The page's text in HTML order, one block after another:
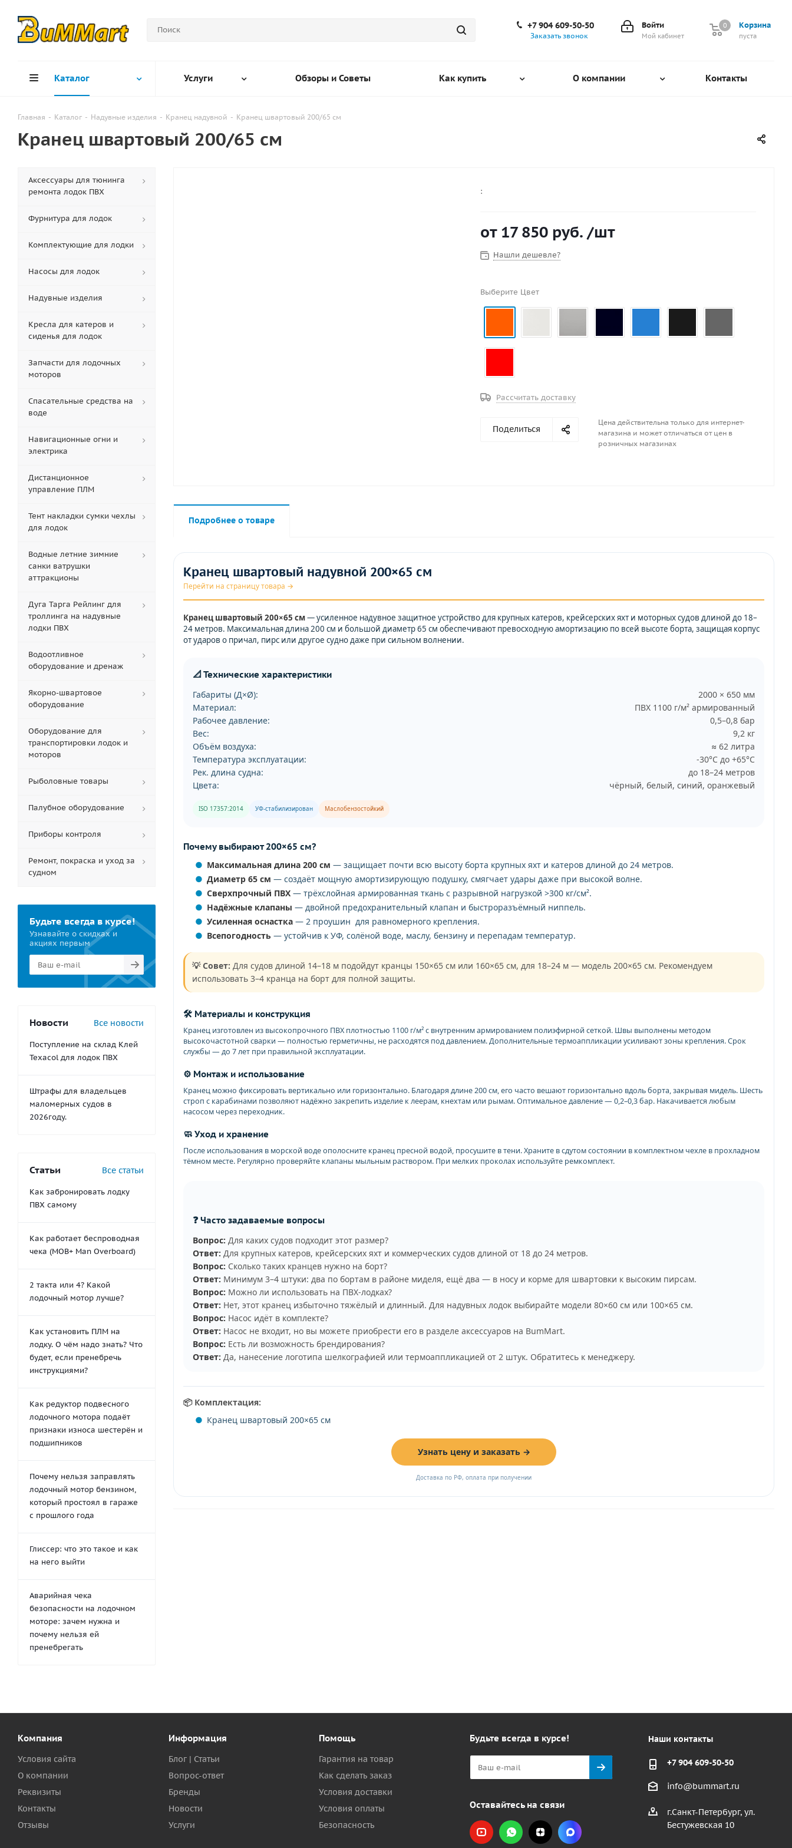
Корзина
0
пуста
0
Войти
Мой кабинет
+7 904 609-50-50
Заказать звонок
Каталог Услуги Обзоры и Советы Как купить О компании Контакты
Главная - Каталог - Надувные изделия - Кранец надувной - Кранец швартовый 200/65 см
Кранец швартовый 200/65 см
:
от 17 850 руб. /шт
Нашли дешевле?
Выберите Цвет
Рассчитать доставку
Поделиться
Цена действительна только для интернет-
магазина и может отличаться от цен в
розничных магазинах
Подробнее о товаре
Кранец швартовый надувной 200×65 см
Перейти на страницу товара →
Кранец швартовый 200×65 см— усиленное надувное защитное устройство для крупных катеров, крейсерских яхт и моторных судов длиной до 18–
24 метров. Максимальная длина 200 см и большой диаметр 65 см обеспечивают превосходную амортизацию по всей высоте борта, защищая корпус
от ударов о причал, пирс или другое судно даже при сильном волнении.
📐 Технические характеристики
Габариты (Д×Ø):
2000 × 650 мм
Материал:
ПВХ 1100 г/м² армированный
Рабочее давление:
0,5–0,8 бар
Вес:
9,2 кг
Объём воздуха:
≈ 62 литра
Температура эксплуатации:
-30°C до +65°C
Рек. длина судна:
до 18–24 метров
Цвета:
чёрный, белый, синий, оранжевый
ISO 17357:2014 УФ-стабилизирован Маслобензостойкий
Почему выбирают 200×65 см?
Максимальная длина 200 см — защищает почти всю высоту борта крупных яхт и катеров длиной до 24 метров.
Диаметр 65 см — создаёт мощную амортизирующую подушку, смягчает удары даже при высокой волне.
Сверхпрочный ПВХ — трёхслойная армированная ткань с разрывной нагрузкой >300 кг/см².
Надёжные клапаны — двойной предохранительный клапан и быстроразъёмный ниппель.
Усиленная оснастка — 2 проушин для равномерного крепления.
Всепогодность — устойчив к УФ, солёной воде, маслу, бензину и перепадам температур.
💡 Совет: Для судов длиной 14–18 м подойдут кранцы 150×65 см или 160×65 см, для 18–24 м — модель 200×65 см. Рекомендуем
использовать 3–4 кранца на борт для полной защиты.
🛠️ Материалы и конструкция
Кранец изготовлен из высокопрочного ПВХ плотностью 1100 г/м² с внутренним армированием полиэфирной сеткой. Швы выполнены методом
высокочастотной сварки — полностью герметичны, не расходятся под давлением. Дополнительные термоаппликации усиливают зоны крепления. Срок
службы — до 7 лет при правильной эксплуатации.
⚙️ Монтаж и использование
Кранец можно фиксировать вертикально или горизонтально. Благодаря длине 200 см, его часто вешают горизонтально вдоль борта, закрывая мидель. Шесть
строп с карабинами позволяют надёжно закрепить изделие к леерам, кнехтам или рымам. Оптимальное давление — 0,2–0,3 бар. Накачивается любым
насосом через переходник.
🧼 Уход и хранение
После использования в морской воде ополосните кранец пресной водой, просушите в тени. Храните в сдутом состоянии в комплектном чехле в прохладном
тёмном месте. Регулярно проверяйте клапаны мыльным раствором. При мелких проколах используйте ремкомплект.
❓ Часто задаваемые вопросы
Вопрос: Для каких судов подходит этот размер?
Ответ: Для крупных катеров, крейсерских яхт и коммерческих судов длиной от 18 до 24 метров.
Вопрос: Сколько таких кранцев нужно на борт?
Ответ: Минимум 3–4 штуки: два по бортам в районе миделя, ещё два — в носу и корме для швартовки к высоким пирсам.
Вопрос: Можно ли использовать на ПВХ-лодках?
Ответ: Нет, этот кранец избыточно тяжёлый и длинный. Для надувных лодок выбирайте модели 80×60 см или 100×65 см.
Вопрос: Насос идёт в комплекте?
Ответ: Насос не входит, но вы можете приобрести его в разделе аксессуаров на BumMart.
Вопрос: Есть ли возможность брендирования?
Ответ: Да, нанесение логотипа шелкографией или термоаппликацией от 2 штук. Обратитесь к менеджеру.
📦 Комплектация:
Кранец швартовый 200×65 см
Узнать цену и заказать →
Доставка по РФ, оплата при получении
Аксессуары для тюнинга
ремонта лодок ПВХ
Фурнитура для лодок
Комплектующие для лодки
Насосы для лодок
Надувные изделия
Кресла для катеров и
сиденья для лодок
Запчасти для лодочных
моторов
Спасательные средства на
воде
Навигационные огни и
электрика
Дистанционное
управление ПЛМ
Тент накладки сумки чехлы
для лодок
Водные летние зимние
санки ватрушки
аттракционы
Дуга Тарга Рейлинг для
троллинга на надувные
лодки ПВХ
Водоотливное
оборудование и дренаж
Якорно-швартовое
оборудование
Оборудование для
транспортировки лодок и
моторов
Рыболовные товары
Палубное оборудование
Приборы контроля
Ремонт, покраска и уход за
судном
Будьте всегда в курсе!
Узнавайте о скидках и
акциях первым
Новости Все новости
Поступление на склад Клей
Texacol для лодок ПВХ
Штрафы для владельцев
маломерных судов в
2026году.
Статьи Все статьи
Как забронировать лодку
ПВХ самому
Как работает беспроводная
чека (MOB+ Man Overboard)
2 такта или 4? Какой
лодочный мотор лучше?
Как установить ПЛМ на
лодку. О чём надо знать? Что
будет, если пренебречь
инструкциями?
Как редуктор подвесного
лодочного мотора подаёт
признаки износа шестерён и
подшипников
Почему нельзя заправлять
лодочный мотор бензином,
который простоял в гараже
с прошлого года
Глиссер: что это такое и как
на него выйти
Аварийная чека
безопасности на лодочном
моторе: зачем нужна и
почему нельзя ей
пренебрегать
Компания
Условия сайта
О компании
Реквизиты
Контакты
Отзывы
Информация
Блог | Статьи
Вопрос-ответ
Бренды
Новости
Услуги
Помощь
Гарантия на товар
Как сделать заказ
Условия доставки
Условия оплаты
Безопасность
Будьте всегда в курсе!
Оставайтесь на связи
Наши контакты
+7 904 609-50-50
info@bummart.ru
г.Санкт-Петербург, ул.
Бестужевская 10